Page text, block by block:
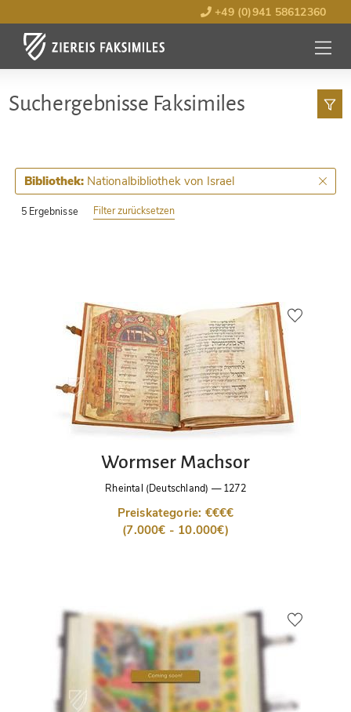
+49 (0)941 58612360
MENÜ
Such­ergebnisse Faksimiles
5 Ergebnisse
Bibliothek: Nationalbibliothek von Israel
Filter zurücksetzen
Wormser Machsor
Rheintal (Deutschland) —1272
Preiskategorie: €€€€
(7.000€ - 10.000€)